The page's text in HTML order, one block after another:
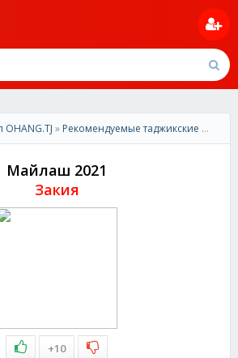
» Рекомендуемые таджикские песни
Майлаш 2021
Закия
+10